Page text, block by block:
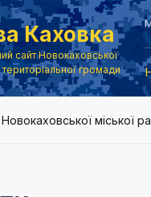
Каховка
сайт Новокаховської
територіальної громади
міської